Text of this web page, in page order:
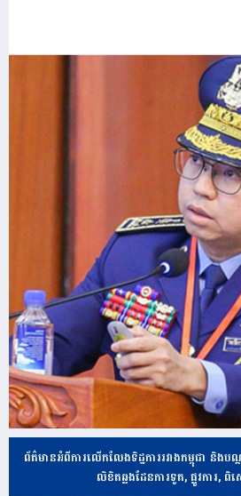
ព័ត៌មានអំពីការលើកលែងទិដ្ឋការរវាងកម្ពុជា និងប
លិខិតឆ្លងដែនការទូត, ផ្លូវការ, ពិ